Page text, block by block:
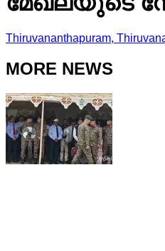
Thiruvananthapuram,
MORE NEWS